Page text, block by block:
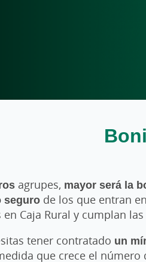
agrupes, mayor será la
seguro de los que entran
Caja Rural y cumplan
tener contratado un
que crece el